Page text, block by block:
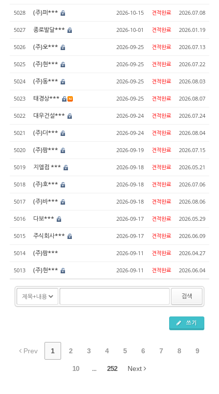
5028 (주)퍼*** 2026-10-15 견적완료 2026.07.08
5027 종로발달*** 2026-10-01 견적완료 2026.01.19
5026 (주)오*** 2026-09-25 견적완료 2026.07.13
5025 (주)현*** 2026-09-25 견적완료 2026.07.22
5024 (주)동*** 2026-09-25 견적완료 2026.08.03
5023 태경상*** 2026-09-25 견적완료 2026.08.07
5022 대우건설*** 2026-09-24 견적완료 2026.07.24
5021 (주)더*** 2026-09-24 견적완료 2026.08.04
5020 (주)팜*** 2026-09-19 견적완료 2026.07.15
5019 지엘컴 *** 2026-09-18 견적완료 2026.05.21
5018 (주)호*** 2026-09-18 견적완료 2026.07.06
5017 (주)바*** 2026-09-18 견적완료 2026.08.06
5016 다보*** 2026-09-17 견적완료 2026.05.29
5015 주식회사*** 2026-09-17 견적완료 2026.06.09
5014 (주)팜*** 2026-09-11 견적완료 2026.04.27
5013 (주)현*** 2026-09-11 견적완료 2026.06.04
검색
쓰기
Prev 1 2 3 4 5 6 7 8 9
10 ... 252 Next